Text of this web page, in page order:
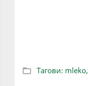
Тагови: mleko,